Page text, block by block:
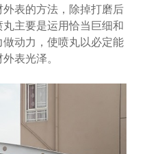
表的方法，除掉打磨后
主要是运用恰当巨细和
动力，使喷丸以必定能
表光泽。